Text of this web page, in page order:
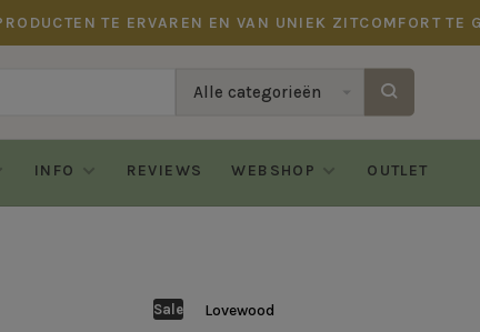
TE ERVAREN EN VAN UNIEK ZITCOMFORT TE
Alle categorieën
INFO REVIEWS WEBSHOP OUTLET
Sale Lovewood